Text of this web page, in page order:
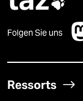
Folgen Sie uns
Ressorts